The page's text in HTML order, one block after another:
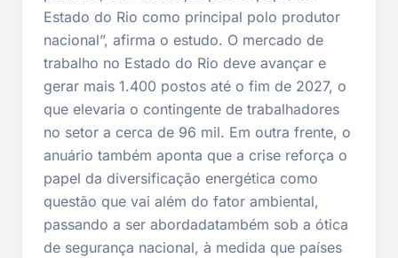
Estado do Rio como principal polo produtor
nacional”, afirma o estudo. O mercado de
trabalho no Estado do Rio deve avançar e
gerar mais 1.400 postos até o fim de 2027, o
que elevaria o contingente de trabalhadores
no setor a cerca de 96 mil. Em outra frente, o
anuário também aponta que a crise reforça o
papel da diversificação energética como
questão que vai além do fator ambiental,
passando a ser abordadatambém sob a ótica
de segurança nacional, à medida que países